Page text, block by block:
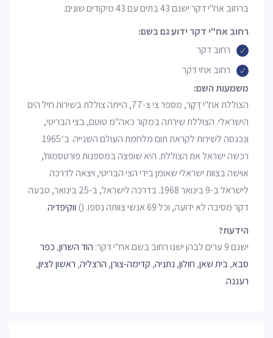
ברחוב אח"י דקר ישנם 43 בתים עם 43 מיקודים שונים.
רחוב אח"י דקר ידוע גם בשם:
רחוב דקר
רחוב אחי דקר
משמעות השם:
הצוללת אח"י דַּקָּר, מספר צי צ-77, הייתה צוללת בשירות חיל הים
הישראלי. הצוללת שירתה במקור כאה"מ טוטם, בצי הבריטי,
ונכנסה לשירות לקראת תום מלחמת העולם השנייה. ב־1965
רכשה ישראל את הצוללת. היא שופצה במספנות פורטסמות',
אוישה בצוות ישראלי שאומן בידי הצי הבריטי, ויצאה לדרכה
לישראל ב-9 בינואר 1968. בדרכה לישראל, ב-25 בינואר, טבעה
דקר מסיבה לא ידועה, וכל 69 אנשי צוותה נספו. ()
ווקיפדיה
הידעת?
ישנם 9 ערים לבהן ישנו רחוב בשם אח"י דקר:
הוד השרון, כפר
סבא,בית שאן, חולון, נתניה, קדימה-צורן, הרצליה, ראשון לציון,
רעננה.